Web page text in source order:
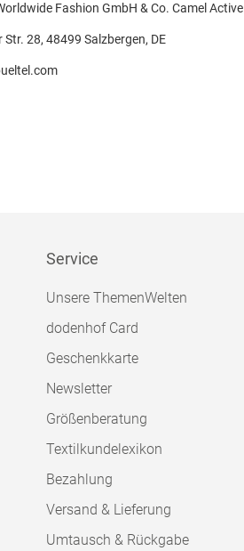
Fashion GmbH & Co. Camel Active
Str. 28, 48499 Salzbergen, DE
Service
Unsere ThemenWelten
dodenhof Card
Geschenkkarte
Newsletter
Größenberatung
Textilkundelexikon
Bezahlung
Versand & Lieferung
Umtausch & Rückgabe